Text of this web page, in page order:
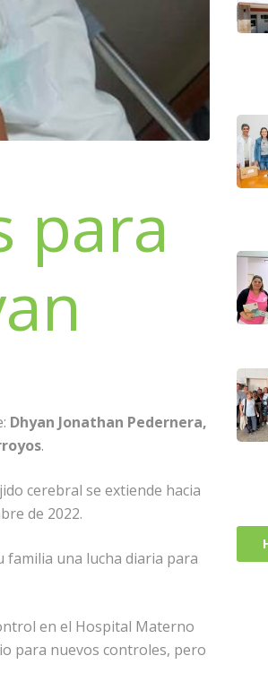
para
Dhyan Jonathan Pedernera,
.
cerebral se extiende hacia
de 2022.
familia una lucha diaria para
en el Hospital Materno
para nuevos controles, pero